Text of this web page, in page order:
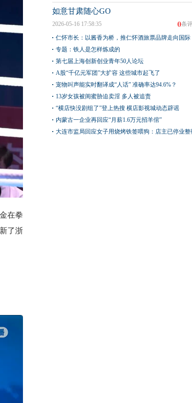
在拳
了浙
如意甘肃随心GO
0条
2026-05-16 17:58:35
仁怀市长：以酱香为桥，推仁怀酒旅票品牌走向国际
专题：铁人是怎样炼成的
第七届上海创新创业青年50人论坛
A股“千亿元军团”大扩容 这些城市起飞了
宠物叫声能实时翻译成“人话” 准确率达94.6%？
13岁女孩被闺蜜胁迫卖淫 多人被追责
“横店快没剧组了”登上热搜 横店影视城动态辟谣
内蒙古一企业再回应“月薪1.6万元招羊倌”
大连市监局回应女子用烧烤铁签喂狗：店主已停业整